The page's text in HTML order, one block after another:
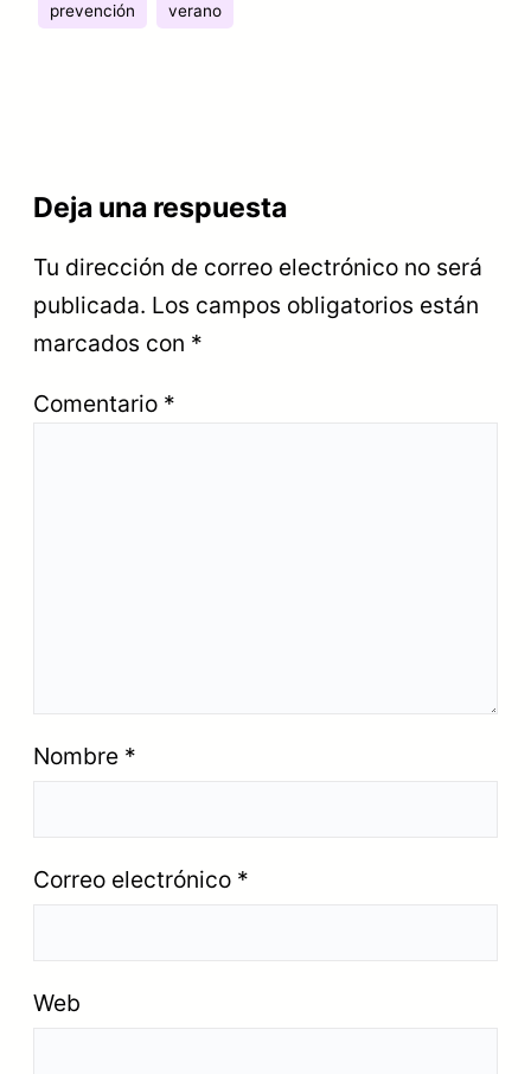
prevención verano
Deja una respuesta
Tu dirección de correo electrónico no será
publicada. Los campos obligatorios están
marcados con *
Comentario *
Nombre *
Correo electrónico *
Web